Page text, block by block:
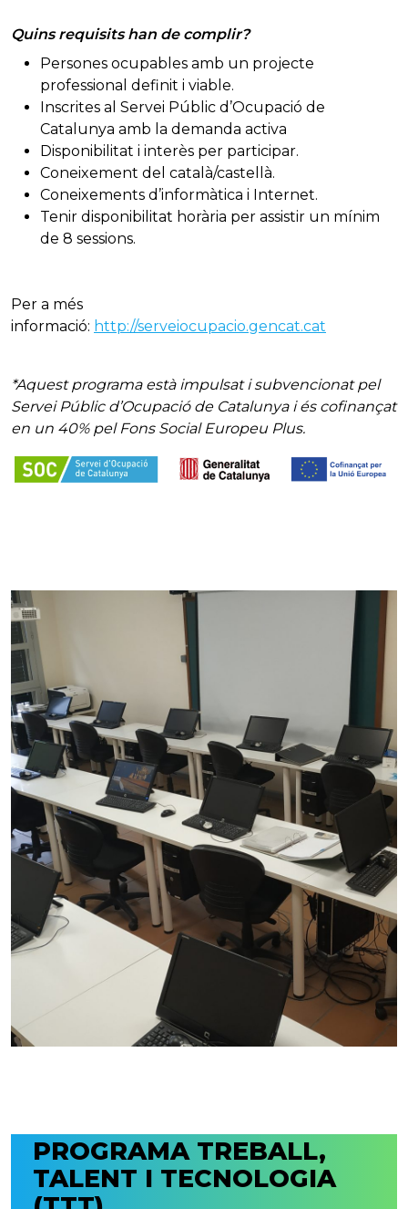
Quins requisits han de complir?
Persones ocupables amb un projecte
professional definit i viable.
Inscrites al Servei Públic d’Ocupació de
Catalunya amb la demanda activa
Disponibilitat i interès per participar.
Coneixement del català/castellà.
Coneixements d’informàtica i Internet.
Tenir disponibilitat horària per assistir un mínim
de 8 sessions.
Per a més
informació: http://serveiocupacio.gencat.cat
*Aquest programa està impulsat i subvencionat pel
Servei Públic d’Ocupació de Catalunya i és cofinançat
en un 40% pel Fons Social Europeu Plus.
PROGRAMA TREBALL,
TALENT I TECNOLOGIA